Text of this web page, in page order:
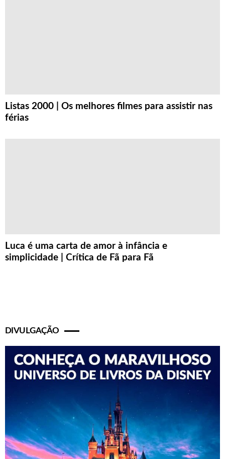
Listas 2000 | Os melhores filmes para assistir nas
férias
Luca é uma carta de amor à infância e
simplicidade | Crítica de Fã para Fã
DIVULGAÇÃO